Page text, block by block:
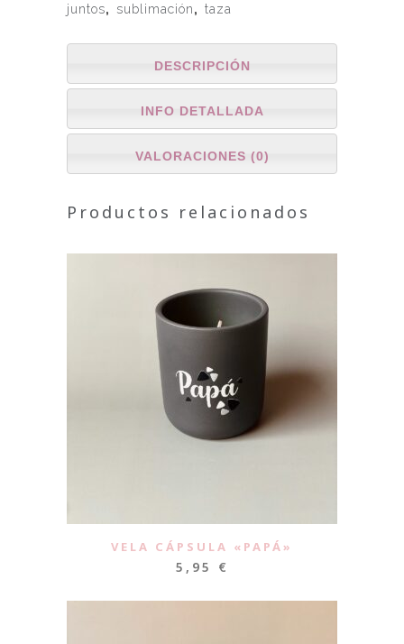
juntos, sublimación, taza
DESCRIPCIÓN
INFO DETALLADA
VALORACIONES (0)
Productos relacionados
VELA CÁPSULA «PAPÁ»
5,95 €